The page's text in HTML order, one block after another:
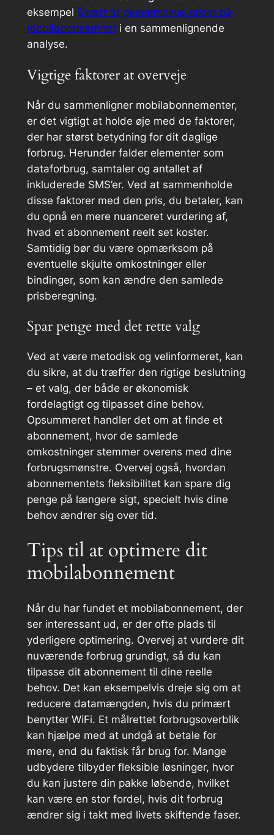
eksempel Svært at gennemskue priser på
mobilabonnemneti en sammenlignende
analyse.
Vigtige faktorer at overveje
Når du sammenligner mobilabonnementer,
er det vigtigt at holde øje med de faktorer,
der har størst betydning for dit daglige
forbrug. Herunder falder elementer som
dataforbrug, samtaler og antallet af
inkluderede SMS’er. Ved at sammenholde
disse faktorer med den pris, du betaler, kan
du opnå en mere nuanceret vurdering af,
hvad et abonnement reelt set koster.
Samtidig bør du være opmærksom på
eventuelle skjulte omkostninger eller
bindinger, som kan ændre den samlede
prisberegning.
Spar penge med det rette valg
Ved at være metodisk og velinformeret, kan
du sikre, at du træffer den rigtige beslutning
– et valg, der både er økonomisk
fordelagtigt og tilpasset dine behov.
Opsummeret handler det om at finde et
abonnement, hvor de samlede
omkostninger stemmer overens med dine
forbrugsmønstre. Overvej også, hvordan
abonnementets fleksibilitet kan spare dig
penge på længere sigt, specielt hvis dine
behov ændrer sig over tid.
Tips til at optimere dit
mobilabonnement
Når du har fundet et mobilabonnement, der
ser interessant ud, er der ofte plads til
yderligere optimering. Overvej at vurdere dit
nuværende forbrug grundigt, så du kan
tilpasse dit abonnement til dine reelle
behov. Det kan eksempelvis dreje sig om at
reducere datamængden, hvis du primært
benytter WiFi. Et målrettet forbrugsoverblik
kan hjælpe med at undgå at betale for
mere, end du faktisk får brug for. Mange
udbydere tilbyder fleksible løsninger, hvor
du kan justere din pakke løbende, hvilket
kan være en stor fordel, hvis dit forbrug
ændrer sig i takt med livets skiftende faser.